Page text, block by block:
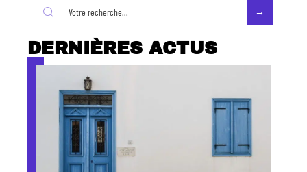
DERNIÈRES ACTUS